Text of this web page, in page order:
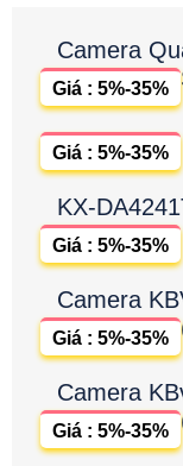
Camera
Giá : 5%-35%
Giá : 5%-35%
KX-
Giá : 5%-35%
Camera
Giá : 5%-35%
Camera
Giá : 5%-35%